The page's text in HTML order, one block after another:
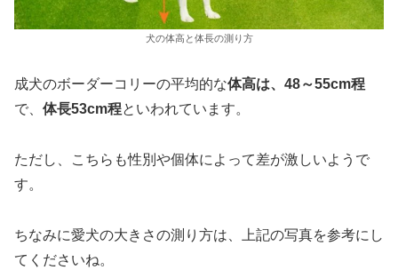
犬の体高と体長の測り方
成犬のボーダーコリーの平均的な体高は、48～55cm程
で、 体長53cm程といわれています。
ただし、こちらも性別や個体によって差が激しいようで
す。
ちなみに愛犬の大きさの測り方は、上記の写真を参考にし
てくださいね。